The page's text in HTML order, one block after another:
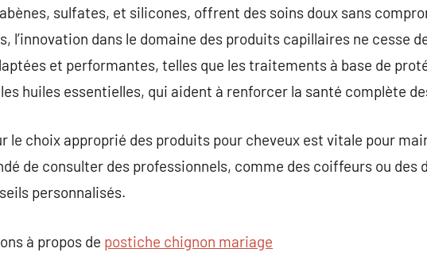
sulfates, et silicones, offrent des soins doux sans
l’innovation dans le domaine des produits capillaires ne cesse
et performantes, telles que les traitements à base de
huiles essentielles, qui aident à renforcer la santé complète
le choix approprié des produits pour cheveux est vitale pour
de consulter des professionnels, comme des coiffeurs ou des
personnalisés.
à propos de postiche chignon mariage